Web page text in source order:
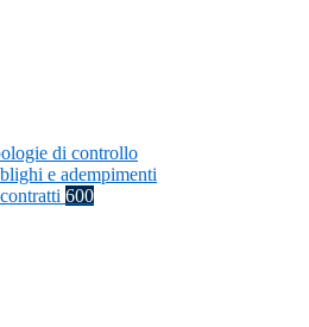
di controllo
e adempimenti
600